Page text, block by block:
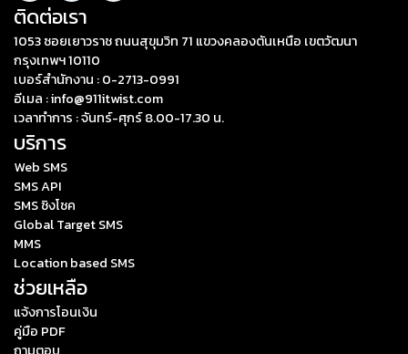
ติดต่อเรา
1053 ซอยเยาวราช ถนนสุขุมวิท 71 แขวงคลองตันเหนือ เขตวัฒนา
กรุงเทพฯ 10110
เบอร์สำนักงาน : 0-2713-0991
อีเมล : info@911itwist.com
เวลาทำการ : จันทร์-ศุกร์ 8.00-17.30 น.
บริการ
Web SMS
SMS API
SMS ชิงโชค
Global Target SMS
MMS
Location based SMS
ช่วยเหลือ
แจ้งการโอนเงิน
คู่มือ PDF